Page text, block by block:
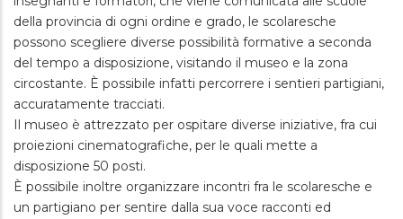
della provincia di ogni ordine e grado, le scolaresche
possono scegliere diverse possibilità formative a seconda
del tempo a disposizione, visitando il museo e la zona
circostante. È possibile infatti percorrere i sentieri partigiani,
accuratamente tracciati.
Il museo è attrezzato per ospitare diverse iniziative, fra cui
proiezioni cinematografiche, per le quali mette a
disposizione 50 posti.
È possibile inoltre organizzare incontri fra le scolaresche e
un partigiano per sentire dalla sua voce racconti ed